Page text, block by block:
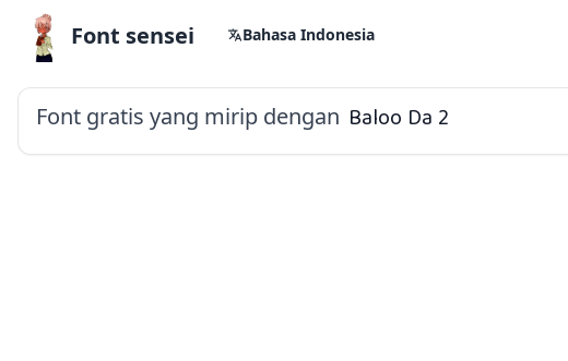
Font sensei Bahasa Indonesia
Font gratis yang mirip dengan Baloo Da 2